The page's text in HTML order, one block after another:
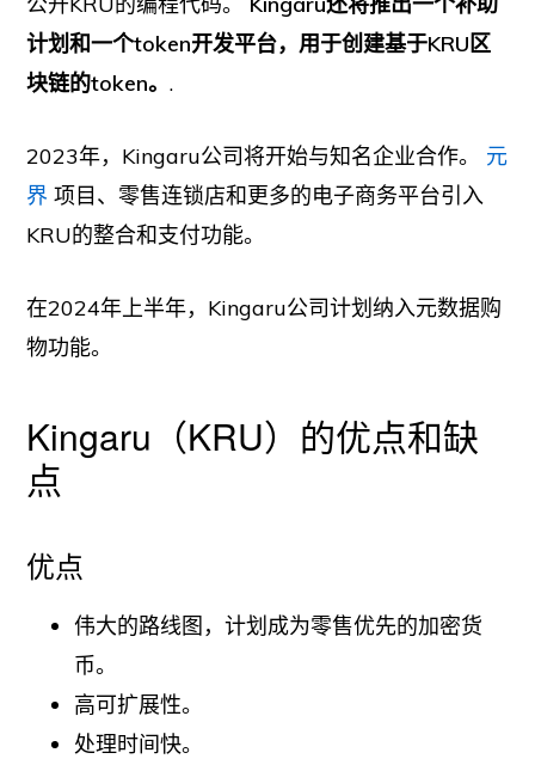
计划和一个token开发平台，用于创建基于KRU区
块链的token。.
2023年，Kingaru公司将开始与知名企业合作。 元
界 项目、零售连锁店和更多的电子商务平台引入
KRU的整合和支付功能。
在2024年上半年，Kingaru公司计划纳入元数据购
物功能。
Kingaru（KRU）的优点和缺
点
优点
伟大的路线图，计划成为零售优先的加密货
币。
高可扩展性。
处理时间快。